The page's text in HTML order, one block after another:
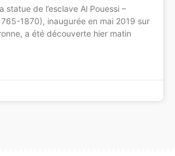
statue de l’esclave Al Pouessi –
1870), inaugurée en mai 2019 sur
a été découverte hier matin